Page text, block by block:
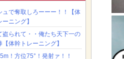
ュで奪取しろーーー！！【体
ニング】
盗られて・・俺たち天下一の
【体幹トレーニング】
！方位75°！発射ァ！！